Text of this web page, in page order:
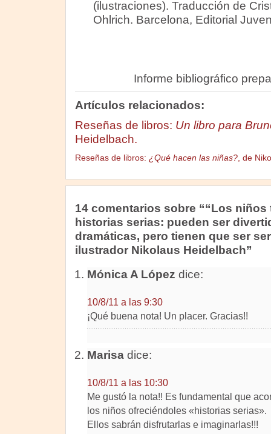
(ilustraciones). Traducción de
Ohlrich. Barcelona, Editorial
Informe bibliográfico
Artículos relacionados:
Reseñas de libros: Un libro para
Heidelbach.
Reseñas de libros: ¿Qué hacen las niñas?, de
14 comentarios sobre ““Los niños
historias serias: pueden ser
dramáticas, pero tienen que ser
ilustrador Nikolaus Heidelbach”
Mónica A López dice:
10/8/11 a las 9:30
¡Qué buena nota! Un placer. Gracias!!
Marisadice:
10/8/11 a las 10:30
Me gustó la nota!! Es fundamental que
los niños ofreciéndoles «historias serias».
Ellos sabrán disfrutarlas e imaginarlas!!!